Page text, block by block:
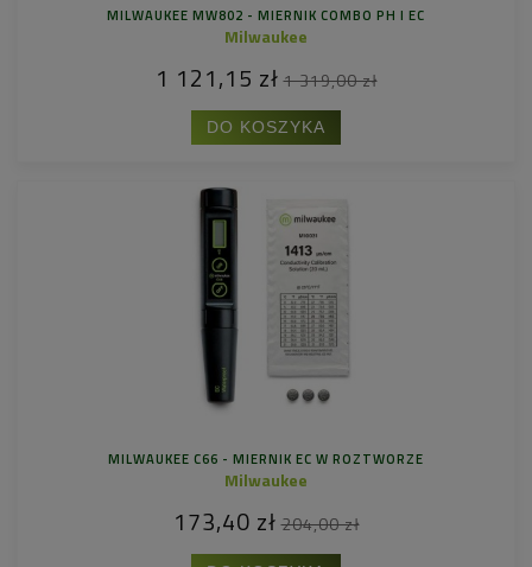
MILWAUKEE MW802 - MIERNIK COMBO PH I EC
Milwaukee
1 121,15 zł 1 319,00 zł
DO KOSZYKA
MILWAUKEE C66 - MIERNIK EC W ROZTWORZE
Milwaukee
173,40 zł 204,00 zł